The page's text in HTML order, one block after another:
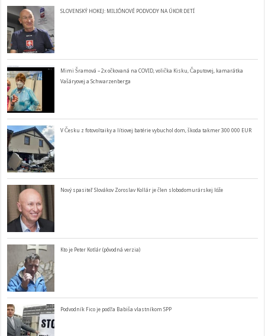
SLOVENSKÝ HOKEJ: MILIÓNOVÉ PODVODY NA ÚKOR DETÍ
Mimi Šramová – 2x očkovaná na COVID, volička Kisku, Čaputovej, kamarátka
Vašáryovej a Schwarzenberga
V Česku z fotovoltaiky a lítiovej batérie vybuchol dom, škoda takmer 300 000 EUR
Nový spasiteľ Slovákov Zoroslav Kollár je člen slobodomurárskej lóže
Kto je Peter Kotlár (pôvodná verzia)
Podvodník Fico je podľa Babiša vlastníkom SPP